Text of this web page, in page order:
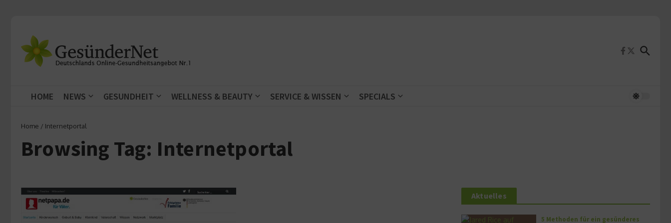
HOME NEWS GESUNDHEIT WELLNESS & BEAUTY SERVICE & WISSEN SPECIALS
Home / Internetportal
Browsing Tag: Internetportal
Aktuelles
5 Methoden für ein gesünderes